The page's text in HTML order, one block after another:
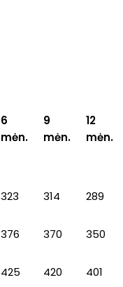
6
mėn.
9
mėn.
12
mėn.
323 314 289
376 370 350
425 420 401